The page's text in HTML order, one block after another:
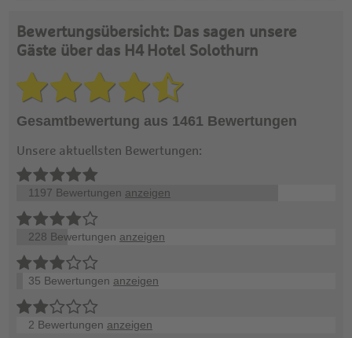
Bewertungsübersicht: Das sagen unsere
Gäste über das H4 Hotel Solothurn
Gesamtbewertung aus 1461 Bewertungen
Unsere aktuellsten Bewertungen:
1197 Bewertungen anzeigen
228 Bewertungen anzeigen
35 Bewertungen anzeigen
2 Bewertungen anzeigen